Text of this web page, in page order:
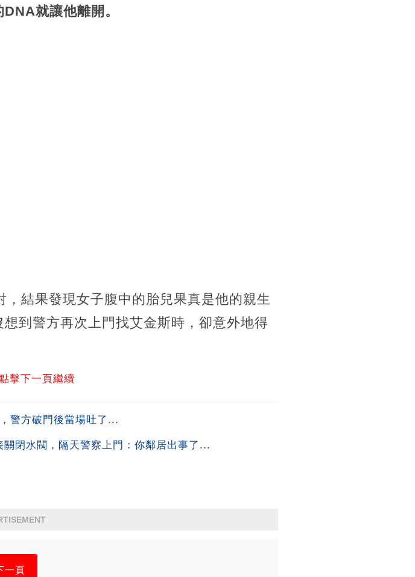
就讓他離開。
結果發現女子腹中的胎兒果真是他的親生
到警方再次上門找艾金斯時，卻意外地得
擊下一頁繼續
警方破門後當場吐了...
閉水閥，隔天警察上門：你鄰居出事了...
一頁